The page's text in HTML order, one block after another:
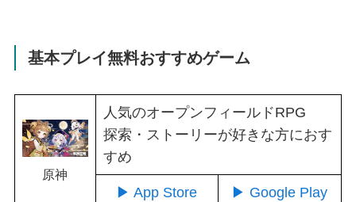
基本プレイ無料おすすめゲーム
原神
人気のオープンフィールドRPG
探索・ストーリーが好きな方におす
すめ
▶ App Store ▶ Google Play